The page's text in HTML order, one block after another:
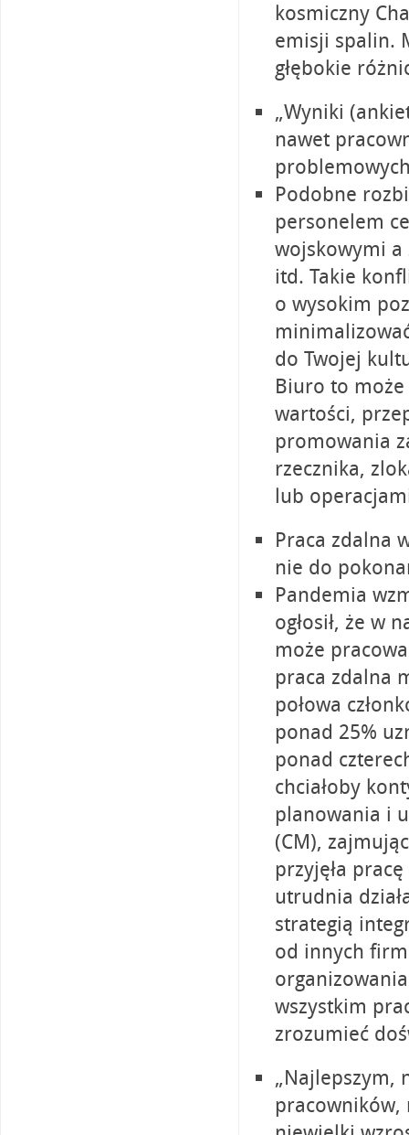
kosmiczny
emisji spalin.
głębokie
„Wyniki
nawet
Podobne
personelem
wojskowymi
itd. Takie
o wysokim
do Twojej
Biuro to może
wartości,
promowania
rzecznika,
lub
Praca zdalna
nie do
Pandemia
ogłosił, że w
może
praca zdalna
połowa
ponad 25%
ponad
chciałoby
planowania i
(CM),
przyjęła
utrudnia
strategią
od innych
wszystkim
zrozumieć
„Najlepszym,
pracowników,